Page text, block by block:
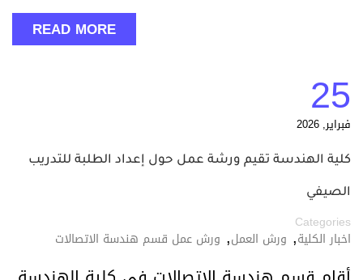
READ MORE
25
فبراير, 2026
كلية الهندسة تقيم ورشة عمل حول إعداد الطلبة للتدريب
الصيفي
Categories
اخبار الكلية, ورش العمل, ورش عمل قسم هندسة الاتصالات